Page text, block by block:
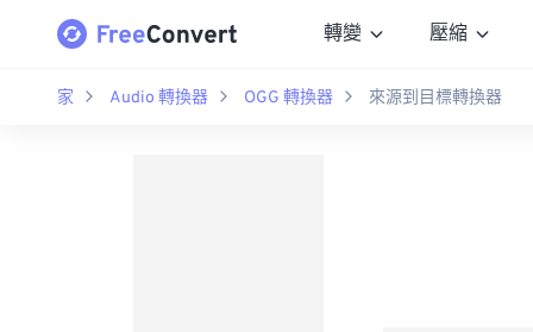
轉變 壓縮
家 Audio 轉換器 OGG 轉換器 來源到目標轉換器